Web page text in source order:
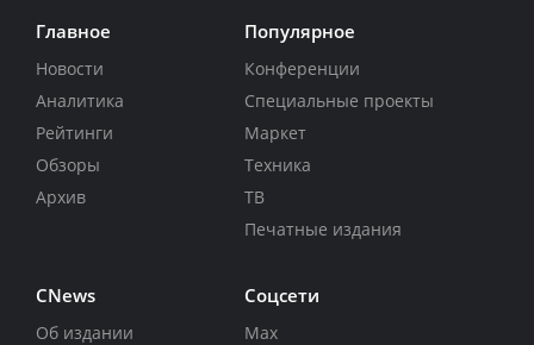
Главное
Новости
Аналитика
Рейтинги
Обзоры
Архив
Популярное
Конференции
Специальные проекты
Маркет
Техника
ТВ
Печатные издания
CNews
Об издании
Соцсети
Max